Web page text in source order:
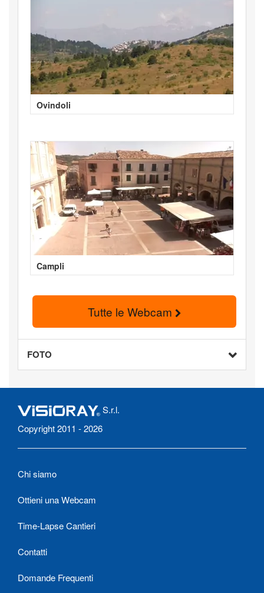
Ovindoli
Campli
Tutte le Webcam
FOTO
S.r.l.
Copyright 2011 - 2026
Chi siamo
Ottieni una Webcam
Time-Lapse Cantieri
Contatti
Domande Frequenti